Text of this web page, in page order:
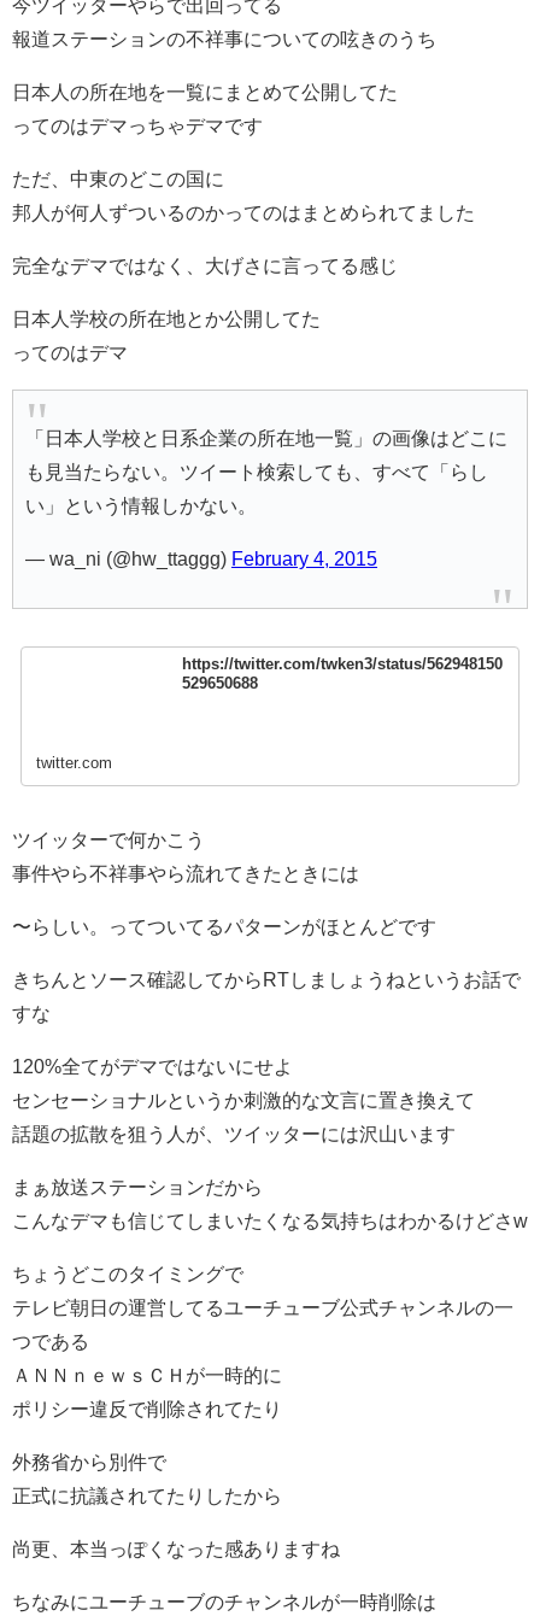
今ツイッターやらで出回ってる
報道ステーションの不祥事についての呟きのうち
日本人の所在地を一覧にまとめて公開してた
ってのはデマっちゃデマです
ただ、中東のどこの国に
邦人が何人ずついるのかってのはまとめられてました
完全なデマではなく、大げさに言ってる感じ
日本人学校の所在地とか公開してた
ってのはデマ
「日本人学校と日系企業の所在地一覧」の画像はどこに
も見当たらない。ツイート検索しても、すべて「らし
い」という情報しかない。
— wa_ni (@hw_ttaggg) February 4, 2015
https://twitter.com/twken3/status/562948150
529650688
twitter.com
ツイッターで何かこう
事件やら不祥事やら流れてきたときには
〜らしい。ってついてるパターンがほとんどです
きちんとソース確認してからRTしましょうねというお話で
すな
120%全てがデマではないにせよ
センセーショナルというか刺激的な文言に置き換えて
話題の拡散を狙う人が、ツイッターには沢山います
まぁ放送ステーションだから
こんなデマも信じてしまいたくなる気持ちはわかるけどさw
ちょうどこのタイミングで
テレビ朝日の運営してるユーチューブ公式チャンネルの一
つである
ＡＮＮｎｅｗｓＣＨが一時的に
ポリシー違反で削除されてたり
外務省から別件で
正式に抗議されてたりしたから
尚更、本当っぽくなった感ありますね
ちなみにユーチューブのチャンネルが一時削除は